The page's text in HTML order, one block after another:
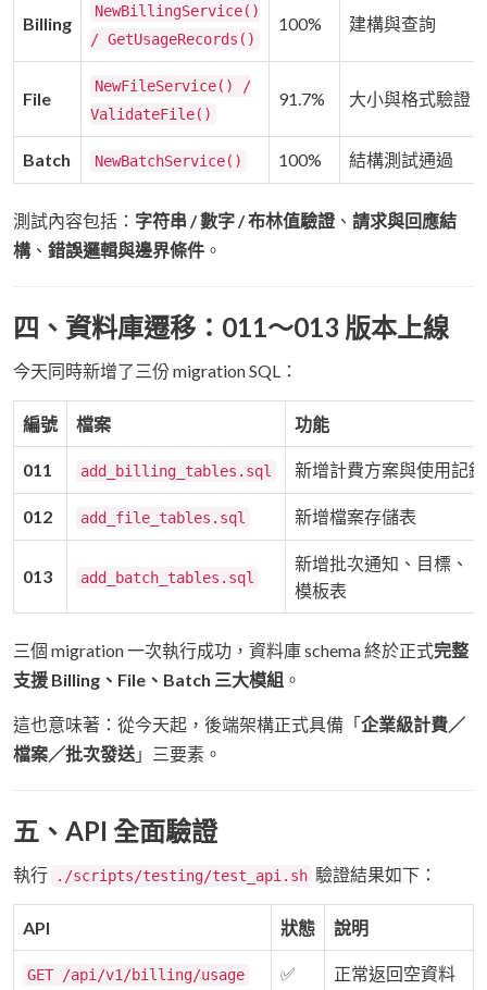
Billing
NewBillingService()
/ GetUsageRecords()
100% 建構與查詢
File
NewFileService() /
ValidateFile()
91.7% 大小與格式驗證
Batch NewBatchService() 100% 結構測試通過
測試內容包括： 字符串 / 數字 / 布林值驗證 、 請求與回應結
構、 錯誤邏輯與邊界條件 。
四、資料庫遷移：011～013 版本上線
今天同時新增了三份 migration SQL：
編號 檔案 功能
011 add_billing_tables.sql 新增計費方案與使用記
012 add_file_tables.sql 新增檔案存儲表
013 add_batch_tables.sql
新增批次通知、目標、
模板表
三個 migration 一次執行成功，資料庫 schema 終於正式完整
支援 Billing、File、Batch 三大模組 。
這也意味著：從今天起，後端架構正式具備「 企業級計費／
檔案／批次發送 」三要素。
五、API 全面驗證
執行 ./scripts/testing/test_api.sh 驗證結果如下：
API 狀態 說明
GET /api/v1/billing/usage ✅ 正常返回空資料